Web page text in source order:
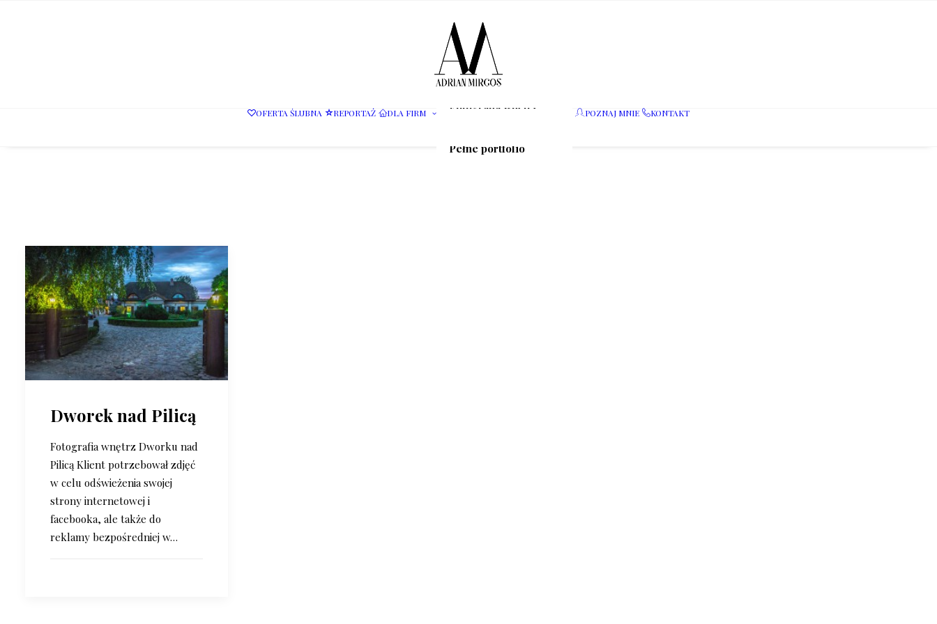
OFERTA ŚLUBNA REPORTAŻ DLA FIRM
Fotografia wnętrz
Pełne portfolio
POZNAJ MNIE KONTAKT
Dworek nad Pilicą
Fotografia wnętrz Dworku nad
Pilicą Klient potrzebował zdjęć
w celu odświeżenia swojej
strony internetowej i
facebooka, ale także do
reklamy bezpośredniej w…